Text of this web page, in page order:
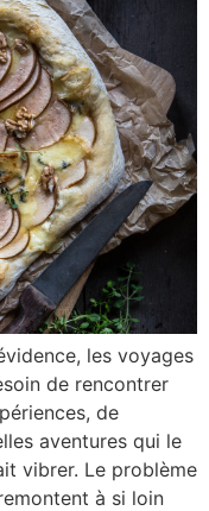
les voyages
de rencontrer
de
aventures qui le
vibrer. Le problème
à si loin